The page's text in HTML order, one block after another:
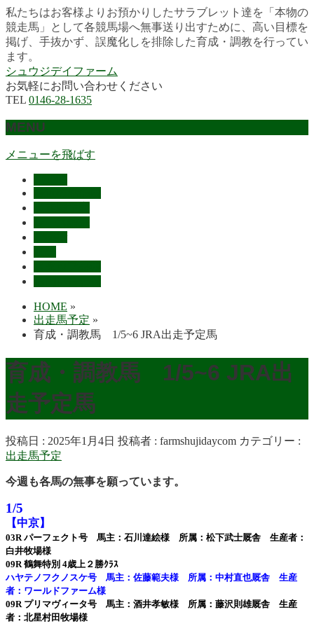
私たちはお客様よりお預かりしたサラブレット達を「本物の
競走馬」として各競馬場へ無事送り出すために、高い目標を
掲げ、手抜かず、誤魔化しを排除した育成・調教を行ってい
ます。
シュウジデイファーム
お気軽にお問い合わせください
TEL 0146-28-1635
MENU
メニューを飛ばす
HOME »
出走馬予定 »
育成・調教馬 1/5~6 JRA出走予定馬
育成・調教馬 1/5~6 JRA出
走予定馬
投稿日 : 2025年1月4日 投稿者 : farmshujidaycom カテゴリー :
出走馬予定
今週も各馬の無事を願っています。
1/5
【中京】
03R パーフェクト号 馬主：石川達絵様 所属：松下武士厩舎 生産者：
白井牧場様
09R 鶴舞特別 4歳上２勝ｸﾗｽ
ハヤテノフクノスケ号 馬主：佐藤範夫様 所属：中村直也厩舎 生産
者：ワールドファーム様
09R プリマヴィータ号 馬主：酒井孝敏様 所属：藤沢則雄厩舎 生産
者：北星村田牧場様